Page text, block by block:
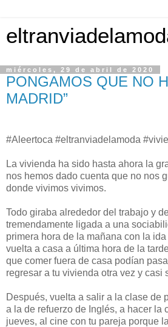
miércoles, 29 de abril de 2020
PONGAMOS QUE NO
MADRID”
#Aleertoca #eltranviadelamoda
La vivienda ha sido hasta ahora la
nos hemos dado cuenta que no nos
donde vivimos vivimos.
Todo giraba alrededor del trabajo y
tremendamente ligada a una
primera hora de la mañana con la
vuelta a casa a última hora de la
que comer fuera de casa podían
regresar a tu vivienda otra vez y casi
Después, vuelta a salir a la clase de
a la de refuerzo de Inglés, a hacer la
jueves, al cine con tu pareja porque